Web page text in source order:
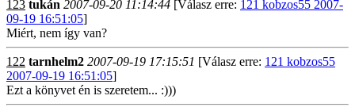
123 tukán 2007-09-20 11:14:44 [Válasz erre: 121 kobzos55 2007-
09-19 16:51:05]
Miért, nem így van?
122 tarnhelm2 2007-09-19 17:15:51 [Válasz erre: 121 kobzos55
2007-09-19 16:51:05]
Ezt a könyvet én is szeretem... :)))